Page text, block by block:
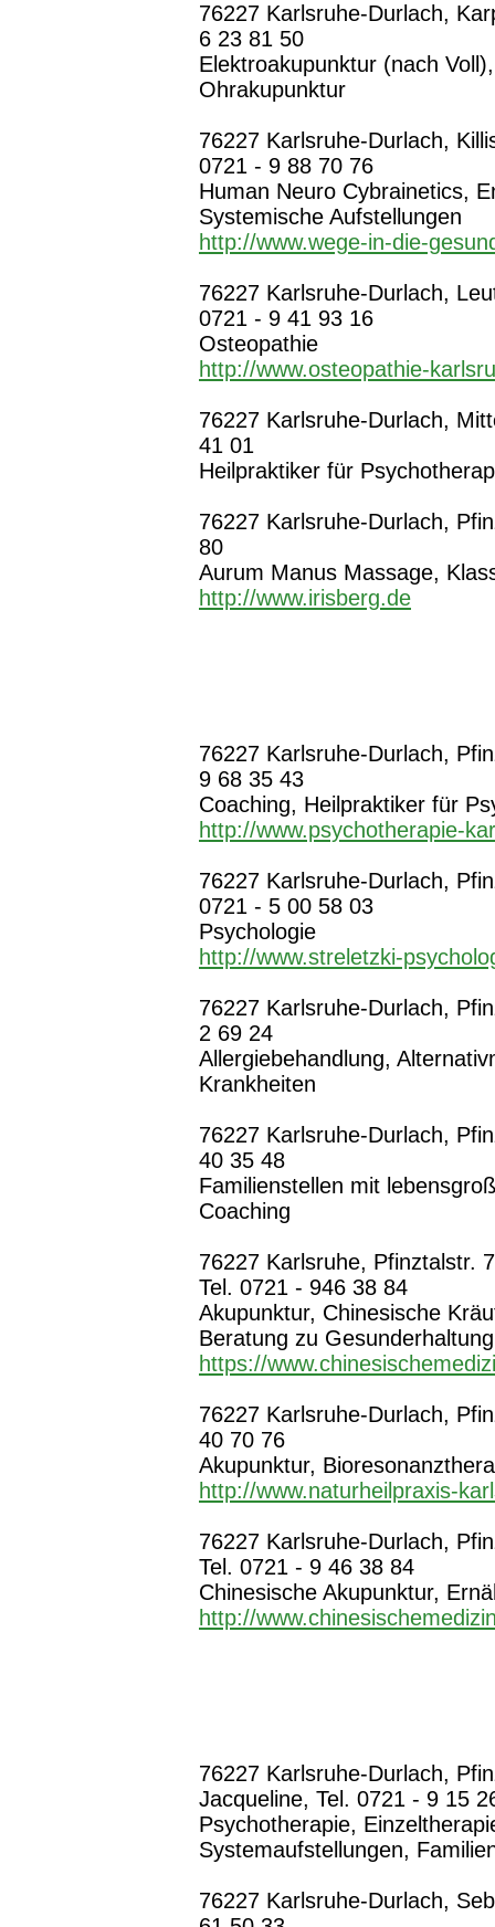
76227 Karlsruhe-Durlach,
6 23 81 50
Elektroakupunktur (nach
Ohrakupunktur
76227 Karlsruhe-Durlach,
0721 - 9 88 70 76
Human Neuro Cybrainetics,
Systemische Aufstellungen
http://www.wege-in-die-
76227 Karlsruhe-Durlach,
0721 - 9 41 93 16
Osteopathie
http://www.osteopathie-
76227 Karlsruhe-Durlach,
41 01
Heilpraktiker für
76227 Karlsruhe-Durlach,
80
Aurum Manus Massage,
http://www.irisberg.de
76227 Karlsruhe-Durlach,
9 68 35 43
Coaching, Heilpraktiker für
http://www.psychotherapie-
76227 Karlsruhe-Durlach,
0721 - 5 00 58 03
Psychologie
http://www.streletzki-
76227 Karlsruhe-Durlach,
2 69 24
Allergiebehandlung,
Krankheiten
76227 Karlsruhe-Durlach,
40 35 48
Familienstellen mit
Coaching
76227 Karlsruhe, Pfinztalstr.
Tel. 0721 - 946 38 84
Akupunktur, Chinesische
Beratung zu
https://
76227 Karlsruhe-Durlach,
40 70 76
Akupunktur,
http://www.naturheilpraxis-
76227 Karlsruhe-Durlach,
Tel. 0721 - 9 46 38 84
Chinesische Akupunktur,
http://
76227 Karlsruhe-Durlach,
Jacqueline, Tel. 0721 - 9 15
Psychotherapie,
Systemaufstellungen,
76227 Karlsruhe-Durlach,